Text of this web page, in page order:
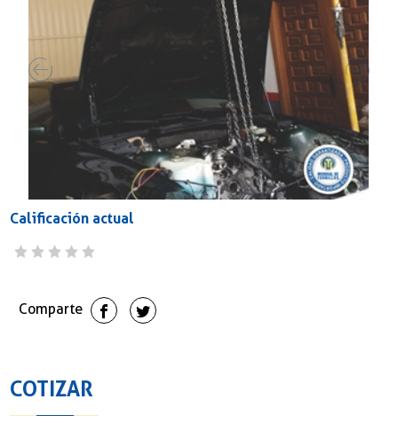
Calificación actual
Comparte
COTIZAR